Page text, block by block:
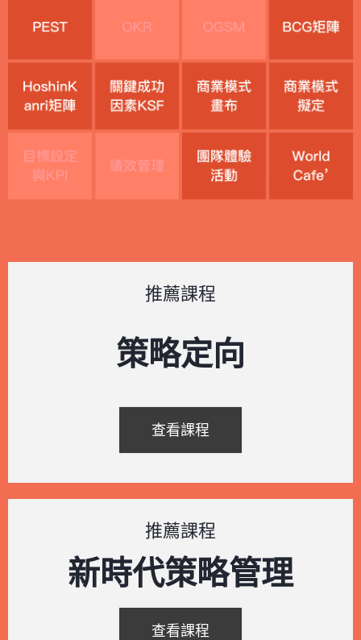
推薦課程
策略定向
查看課程
推薦課程
新時代策略管理
查看課程